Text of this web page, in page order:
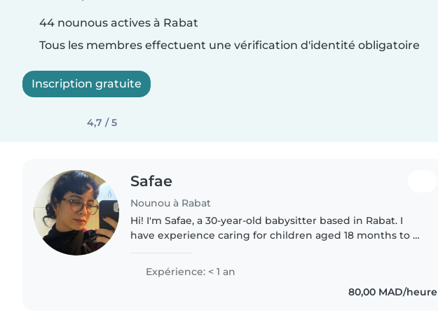
44 nounous actives à Rabat
Tous les membres effectuent une vérification d'identité obligatoire
Inscription gratuite
4,7 / 5
Safae
Nounou à Rabat
Hi! I'm Safae, a 30-year-old babysitter based in Rabat. I
have experience caring for children aged 18 months to 6
organized..
Expérience: < 1 an
80,00 MAD/heure